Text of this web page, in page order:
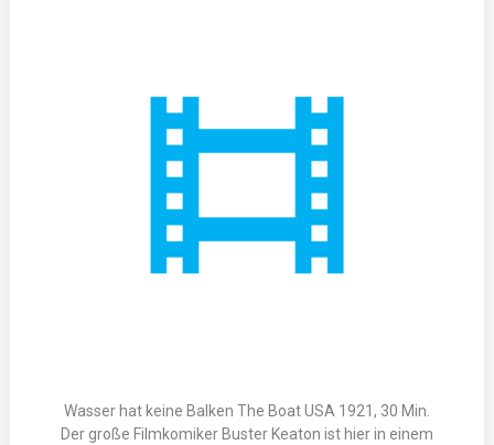
Wasser hat keine Balken The Boat USA 1921, 30 Min.
Der große Filmkomiker Buster Keaton ist hier in einem